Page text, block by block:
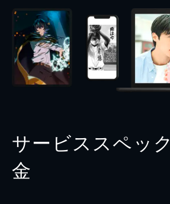
サービススペッ
金